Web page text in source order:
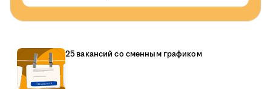
25 вакансий со сменным графиком